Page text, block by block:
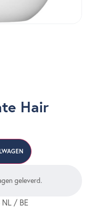
Hair
geleverd.
/ BE